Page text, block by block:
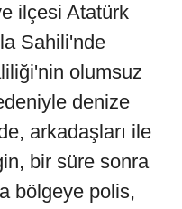
ilçesi Atatürk
Sahili'nde
olumsuz
denize
arkadaşları ile
bir süre sonra
bölgeye polis,